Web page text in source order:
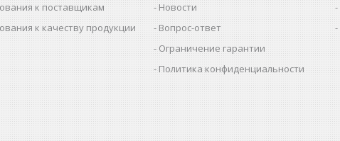
к поставщикам
к качеству продукции
Новости
Вопрос-ответ
Ограничение гарантии
Политика конфиденциальности